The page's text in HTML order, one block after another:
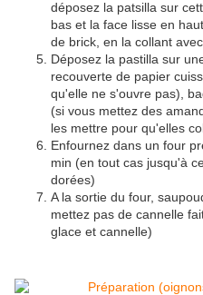
déposez la patsilla sur
bas et la face lisse en
de brick, en la collant
Déposez la pastilla sur
recouverte de papier
qu'elle ne s'ouvre pas),
(si vous mettez des
les mettre pour qu'elles
Enfournez dans un four
min (en tout cas jusqu'à
dorées)
A la sortie du four,
mettez pas de cannelle
glace et cannelle)